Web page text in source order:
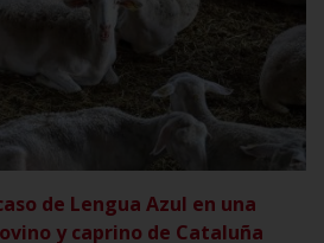
de Lengua Azul en una
y caprino de Cataluña